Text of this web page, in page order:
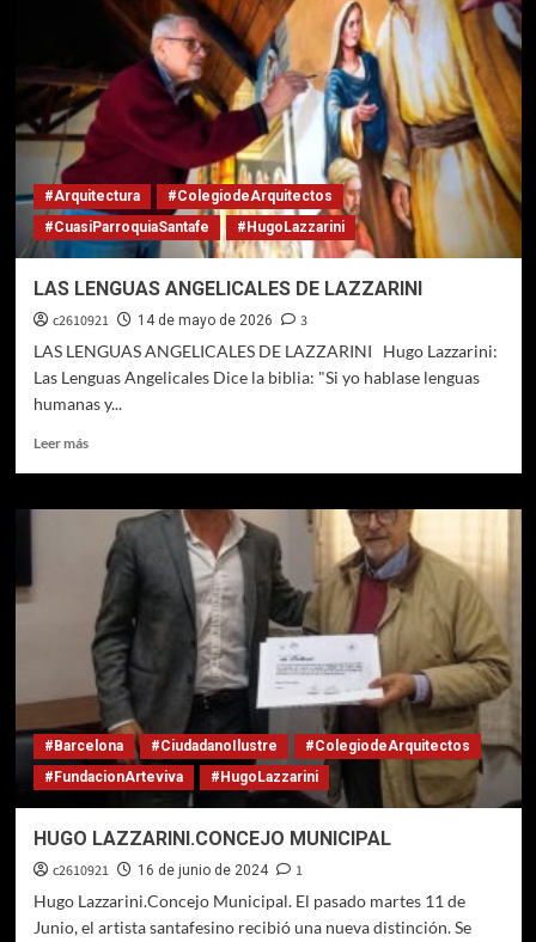
#Arquitectura
#ColegiodeArquitectos
#CuasiParroquiaSantafe
#HugoLazzarini
LAS LENGUAS ANGELICALES DE LAZZARINI
c2610921 14 de mayo de 2026
3
LAS LENGUAS ANGELICALES DE LAZZARINI Hugo Lazzarini:
Las Lenguas Angelicales Dice la biblia: "Si yo hablase lenguas
humanas y...
Leer másLeer
LAS
LENGUAS
ANGELICALES
DE
LAZZARINI
#Barcelona #CiudadanoIlustre
#ColegiodeArquitectos
#FundacionArteviva
#HugoLazzarini
HUGO LAZZARINI.CONCEJO MUNICIPAL
c2610921 16 de junio de 2024
1
Hugo Lazzarini.Concejo Municipal. El pasado martes 11 de
Junio, el artista santafesino recibió una nueva distinción. Se